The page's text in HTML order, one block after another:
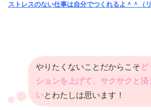
ストレスのない仕事は自分でつくれるよ＾＾（リ
やりたくないことだからこそど
ションを上げて、サクサクと
いとわたしは思います！